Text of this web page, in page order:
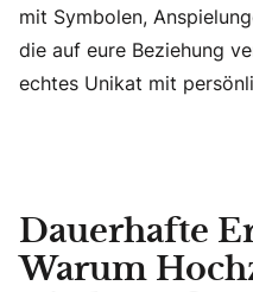
mit Symbolen,
die auf eure Beziehung
echtes Unikat mit
Dauerhafte
Warum